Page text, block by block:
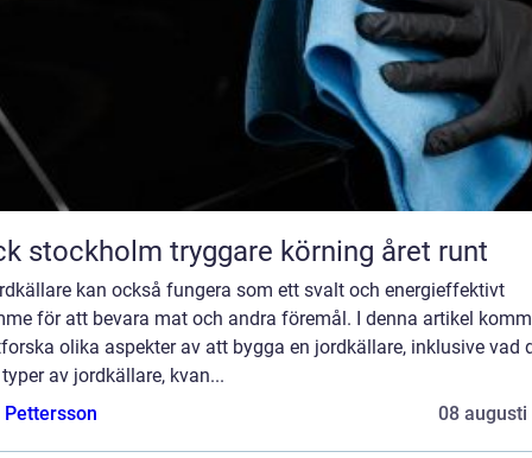
Däck stockholm tryggare körning året runt
kan också fungera som ett svalt och energieffektivt
för att bevara mat och andra föremål. I denna artikel
olika aspekter av att bygga en jordkällare, inklusive vad
av jordkällare, kvan...
08 augusti